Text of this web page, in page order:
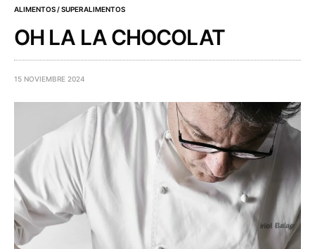
ALIMENTOS / SUPERALIMENTOS
OH LA LA CHOCOLAT
15 NOVIEMBRE 2024